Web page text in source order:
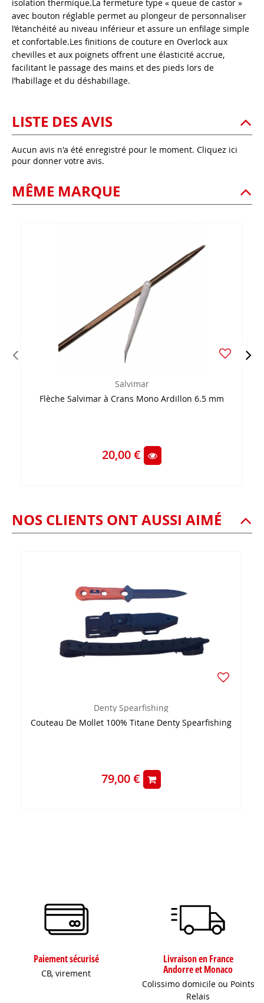
isolation thermique.La fermeture type « queue de castor »
avec bouton réglable permet au plongeur de personnaliser
l’étanchéité au niveau inférieur et assure un enfilage simple
et confortable.Les finitions de couture en Overlock aux
chevilles et aux poignets offrent une élasticité accrue,
facilitant le passage des mains et des pieds lors de
l’habillage et du déshabillage.
LISTE DES AVIS
Aucun avis n'a été enregistré pour le moment. Cliquez ici
pour donner votre avis.
MÊME MARQUE
Salvimar
Flèche Salvimar à Crans Mono Ardillon 6.5 mm
20,00 €
NOS CLIENTS ONT AUSSI AIMÉ
Denty Spearfishing
Couteau De Mollet 100% Titane Denty Spearfishing
79,00 €
Paiement sécurisé
CB, virement
Livraison en France
Andorre et Monaco
Colissimo domicile ou Points
Relais